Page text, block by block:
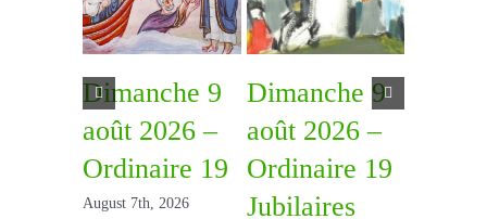
Dimanche 9
août 2026 –
Ordinaire 19
August 7th, 2026
Dimanche 9
août 2026 –
Ordinaire 19
Jubilaires